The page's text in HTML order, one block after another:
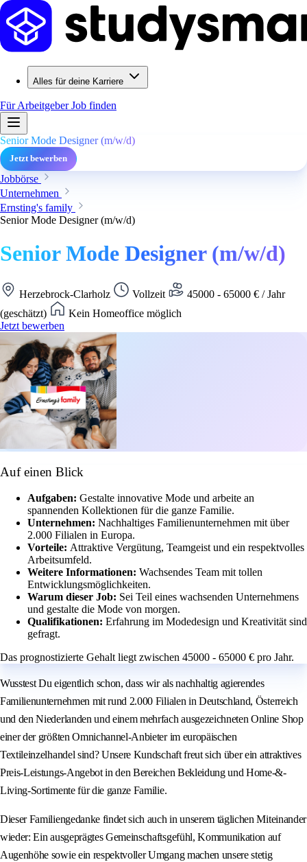
Alles für deine Karriere
Für ArbeitgeberJob finden
Senior Mode Designer (m/w/d)
Jetzt bewerben
Jobbörse
Unternehmen
Ernsting's family
Senior Mode Designer (m/w/d)
Senior Mode Designer (m/w/d)
Herzebrock-Clarholz Vollzeit
45000 - 65000 € / Jahr
(geschätzt)
Kein Homeoffice möglich
Jetzt bewerben
Auf einen Blick
Aufgaben: Gestalte innovative Mode und arbeite an
spannenden Kollektionen für die ganze Familie.
Unternehmen: Nachhaltiges Familienunternehmen mit über
2.000 Filialen in Europa.
Vorteile: Attraktive Vergütung, Teamgeist und ein respektvolles
Arbeitsumfeld.
Weitere Informationen: Wachsendes Team mit tollen
Entwicklungsmöglichkeiten.
Warum dieser Job: Sei Teil eines wachsenden Unternehmens
und gestalte die Mode von morgen.
Qualifikationen: Erfahrung im Modedesign und Kreativität sind
gefragt.
Das prognostizierte Gehalt liegt zwischen 45000 - 65000 € pro Jahr.
Wusstest Du eigentlich schon, dass wir als nachhaltig agierendes
Familienunternehmen mit rund 2.000 Filialen in Deutschland, Österreich
und den Niederlanden und einem mehrfach ausgezeichneten Online Shop
einer der größten Omnichannel-Anbieter im europäischen
Textileinzelhandel sind? Unsere Kundschaft freut sich über ein attraktives
Preis-Leistungs-Angebot in den Bereichen Bekleidung und Home-&-
Living-Sortimente für die ganze Familie.
Dieser Familiengedanke findet sich auch in unserem täglichen Miteinander
wieder: Ein ausgeprägtes Gemeinschaftsgefühl, Kommunikation auf
Augenhöhe sowie ein respektvoller Umgang machen unsere stetig